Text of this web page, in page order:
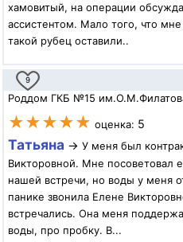
хамовитый, на операции
ассистентом. Мало того, что
такой рубец оставили..
9
Роддом ГКБ №15
★★★★★ оценка: 5
Татьяна → У меня был
Викторовной. Мне посоветовал
нашей встречи, но воды у меня
панике звонила Елене
встречались. Она меня
воды, про пробку. В...